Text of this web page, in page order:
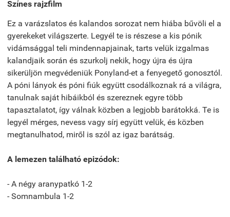
Színes rajzfilm
Ez a varázslatos és kalandos sorozat nem hiába bűvöli el a
gyerekeket világszerte. Legyél te is részese a kis pónik
vidámsággal teli mindennapjainak, tarts velük izgalmas
kalandjaik során és szurkolj nekik, hogy újra és újra
sikerüljön megvédeniük Ponyland-et a fenyegető gonosztól.
A póni lányok és póni fiúk együtt csodálkoznak rá a világra,
tanulnak saját hibáikból és szereznek egyre több
tapasztalatot, így válnak közben a legjobb barátokká. Te is
legyél mérges, nevess vagy sírj együtt velük, és közben
megtanulhatod, miről is szól az igaz barátság.
A lemezen található epizódok:
- A négy aranypatkó 1-2
- Somnambula 1-2